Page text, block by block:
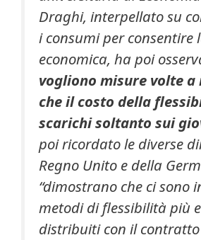
Draghi, interpellato su
i consumi per consentire
economica, ha poi
vogliono misure volte a
che il costo della
scarichi soltanto sui
poi ricordato le diverse
Regno Unito e della
“dimostrano che ci sono
metodi di flessibilità più
distribuiti con il contratto